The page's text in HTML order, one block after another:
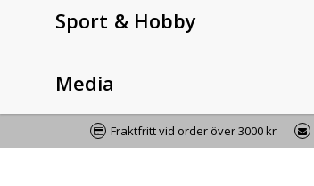
Sport & Hobby
Media
Fraktfritt vid order över 3000 kr